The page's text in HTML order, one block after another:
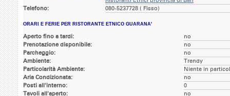
Telefono:
080-5237728 ( Fisso)
ORARI E FERIE PER RISTORANTE ETNICO GUARANA'
Aperto fino a tardi:
no
Prenotazione disponibile:
no
Parcheggio:
no
Ambiente:
Trendy
Particolarità Ambiente:
Niente in
Aria Condizionata:
no
Posti all'interno:
0
Tavoli all'aperto:
no